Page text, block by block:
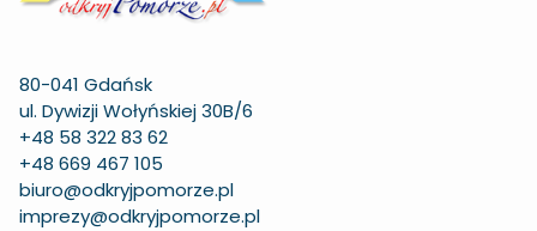
80-041 Gdańsk
ul. Dywizji Wołyńskiej 30B/6
+48 58 322 83 62
+48 669 467 105
biuro@odkryjpomorze.pl
imprezy@odkryjpomorze.pl